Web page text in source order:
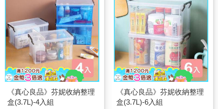
《真心良品》芬妮收納整理
盒(3.7L)-4入組
《真心良品》芬妮收納整理
盒(3.7L)-6入組